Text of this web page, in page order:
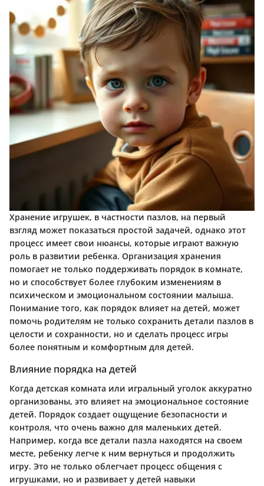
Хранение игрушек, в частности пазлов, на первый
взгляд может показаться простой задачей, однако этот
процесс имеет свои нюансы, которые играют важную
роль в развитии ребенка. Организация хранения
помогает не только поддерживать порядок в комнате,
но и способствует более глубоким изменениям в
психическом и эмоциональном состоянии малыша.
Понимание того, как порядок влияет на детей, может
помочь родителям не только сохранить детали пазлов в
целости и сохранности, но и сделать процесс игры
более понятным и комфортным для детей.
Влияние порядка на детей
Когда детская комната или игральный уголок аккуратно
организованы, это влияет на эмоциональное состояние
детей. Порядок создает ощущение безопасности и
контроля, что очень важно для маленьких детей.
Например, когда все детали пазла находятся на своем
месте, ребенку легче к ним вернуться и продолжить
игру. Это не только облегчает процесс общения с
игрушками, но и развивает у детей навыки